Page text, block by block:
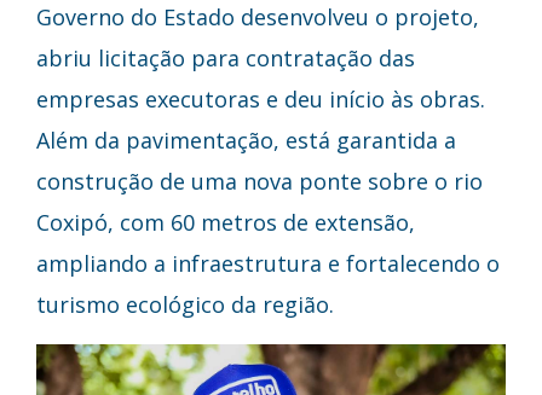
Governo do Estado desenvolveu o projeto,
abriu licitação para contratação das
empresas executoras e deu início às obras.
Além da pavimentação, está garantida a
construção de uma nova ponte sobre o rio
Coxipó, com 60 metros de extensão,
ampliando a infraestrutura e fortalecendo o
turismo ecológico da região.